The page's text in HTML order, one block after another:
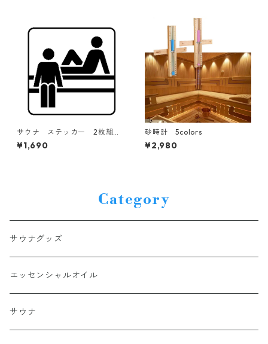
サウナ ステッカー 2枚組
7colors
¥1,690
砂時計 5colors
¥2,980
Category
サウナグッズ
エッセンシャルオイル
サウナ